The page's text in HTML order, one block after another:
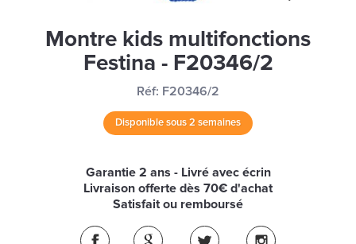
Montre kids multifonctions
Festina - F20346/2
Réf: F20346/2
Disponible sous 2 semaines
Garantie 2 ans - Livré avec écrin
Livraison offerte dès 70€ d'achat
Satisfait ou remboursé